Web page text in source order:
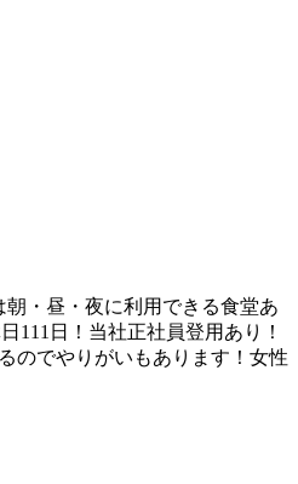
・昼・夜に利用できる食堂あ
111日！当社正社員登用あり！
のでやりがいもあります！女性